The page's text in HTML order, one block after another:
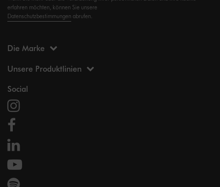
erfahren möchten, können Sie unsere
Datenschutzbestimmungen abrufen.
Die Marke
Unsere Produktlinien
Social